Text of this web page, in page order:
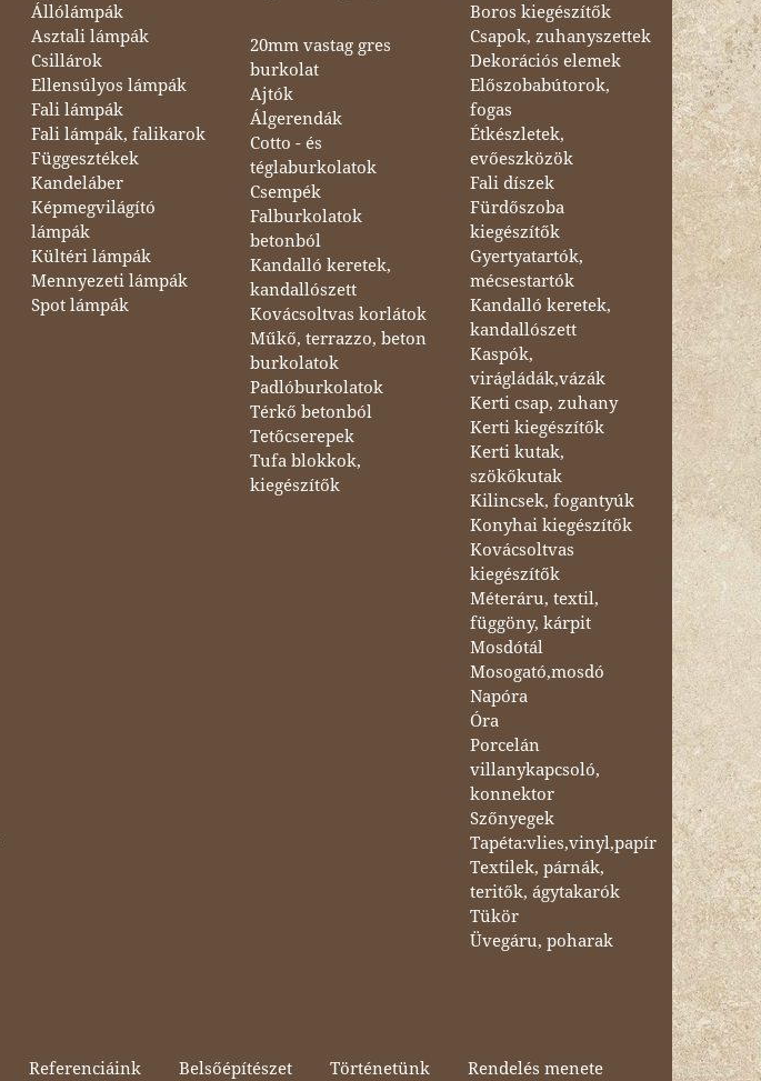
Állólámpák
Asztali lámpák
Csillárok
Ellensúlyos lámpák
Fali lámpák
Fali lámpák, falikarok
Függesztékek
Kandeláber
Képmegvilágító
lámpák
Kültéri lámpák
Mennyezeti lámpák
Spot lámpák
20mm vastag gres
burkolat
Ajtók
Álgerendák
Cotto - és
téglaburkolatok
Csempék
Falburkolatok
betonból
Kandalló keretek,
kandallószett
Kovácsoltvas korlátok
Műkő, terrazzo, beton
burkolatok
Padlóburkolatok
Térkő betonból
Tetőcserepek
Tufa blokkok,
kiegészítők
Boros kiegészítők
Csapok, zuhanyszettek
Dekorációs elemek
Előszobabútorok,
fogas
Étkészletek,
evőeszközök
Fali díszek
Fürdőszoba
kiegészítők
Gyertyatartók,
mécsestartók
Kandalló keretek,
kandallószett
Kaspók,
virágládák,vázák
Kerti csap, zuhany
Kerti kiegészítők
Kerti kutak,
szökőkutak
Kilincsek, fogantyúk
Konyhai kiegészítők
Kovácsoltvas
kiegészítők
Méteráru, textil,
függöny, kárpit
Mosdótál
Mosogató,mosdó
Napóra
Óra
Porcelán
villanykapcsoló,
konnektor
Szőnyegek
Tapéta:vlies,vinyl,papír
Textilek, párnák,
teritők, ágytakarók
Tükör
Üvegáru, poharak
Referenciáink Belsőépítészet Történetünk Rendelés menete